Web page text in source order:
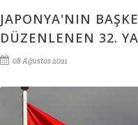
JAPONYA'NIN
DÜZENLENEN 32.
08 Ağustos 2021